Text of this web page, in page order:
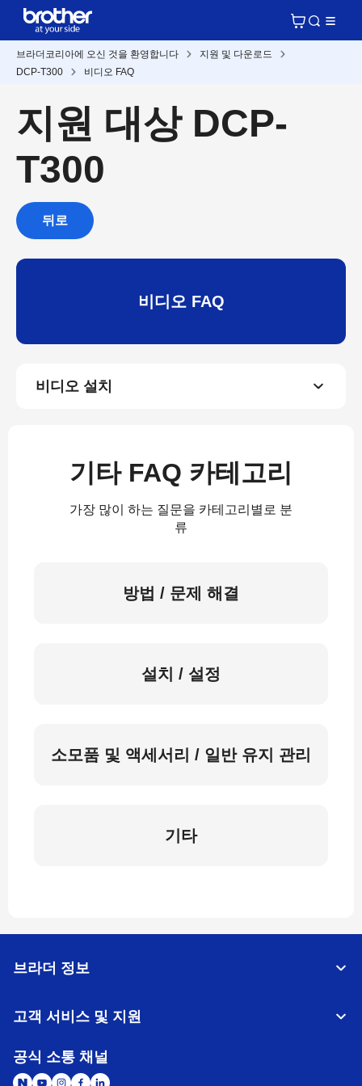
브라더코리아에 오신 것을 환영합니다
지원 및 다운로드
DCP-T300
비디오 FAQ
지원 대상 DCP-
T300
뒤로
비디오 FAQ
비디오 설치
기타 FAQ 카테고리
가장 많이 하는 질문을 카테고리별로 분
류
방법 / 문제 해결
설치 / 설정
소모품 및 액세서리 / 일반 유지 관리
기타
브라더 정보
고객 서비스 및 지원
공식 소통 채널